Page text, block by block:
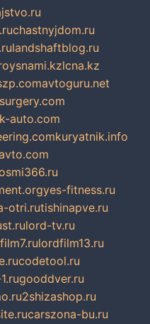
chastnyjdom.ru
landshaftblog.ru
lcna.kz
avtoguru.net
auto.com
kuryatnik.info
smi366.ru
yes-fitness.ru
otri.rutishinapve.ru
lord-tv.ru
lordfilm13.ru
codetool.ru
gooddver.ru
2shizashop.ru
carszona-bu.ru